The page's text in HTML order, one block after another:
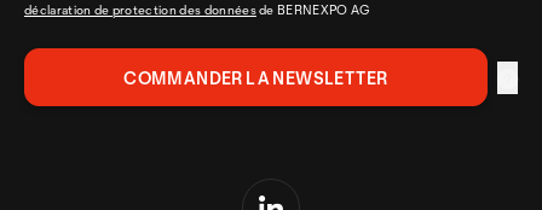
déclaration de protection des donnéesde BERNEXPO AG